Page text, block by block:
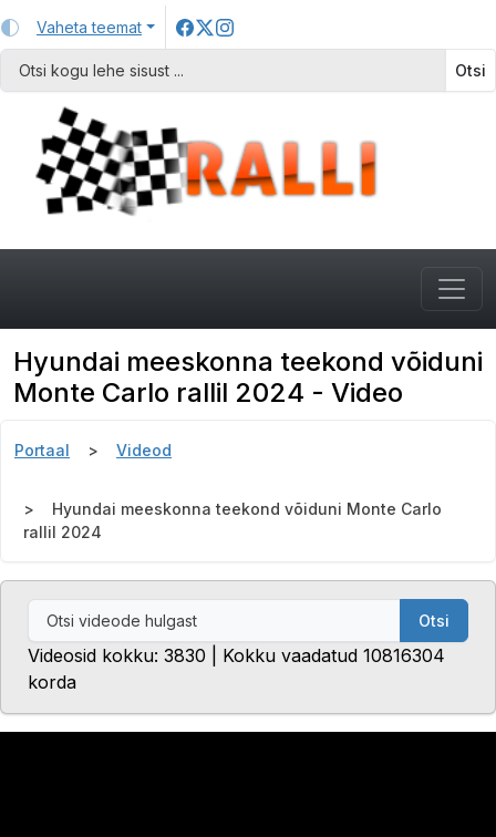
Vaheta teemat
Otsi
Hyundai meeskonna teekond võiduni
Monte Carlo rallil 2024 - Video
Portaal Videod
Hyundai meeskonna teekond võiduni Monte Carlo
rallil 2024
Otsi
Videosid kokku: 3830 | Kokku vaadatud 10816304
korda